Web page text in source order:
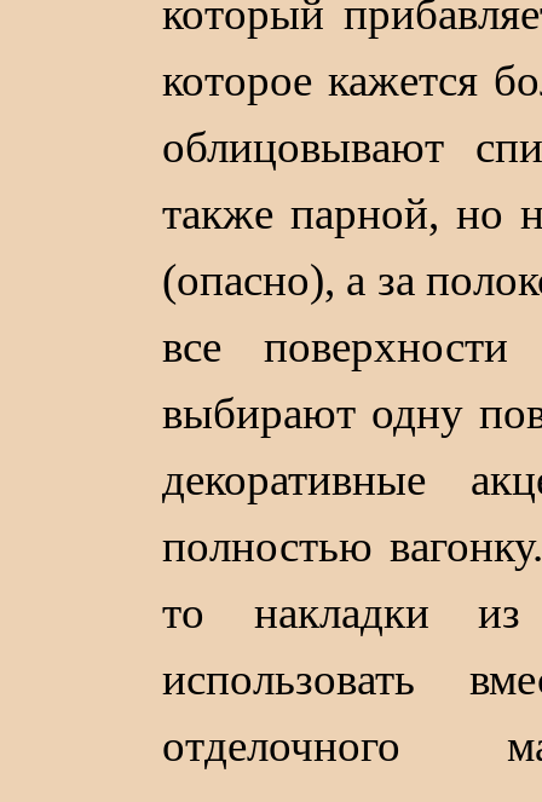
который
которое кажется
облицовывают
также парной, но
(опасно), а за
все
выбирают одну
декоративные
полностью
то накладки из
использовать
отделочного